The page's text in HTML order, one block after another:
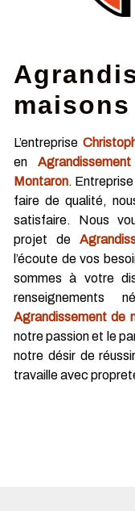
L’entreprise
en
Montaron. Entreprise
faire de qualité,
satisfaire. Nous
projet de
l’écoute de vos
sommes à votre
Agrandissement de
notre passion et le
notre désir de
travaille avec